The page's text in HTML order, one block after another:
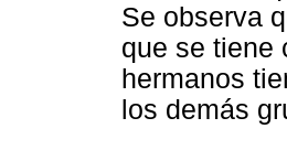
Se observa
que se tiene
hermanos
los demás